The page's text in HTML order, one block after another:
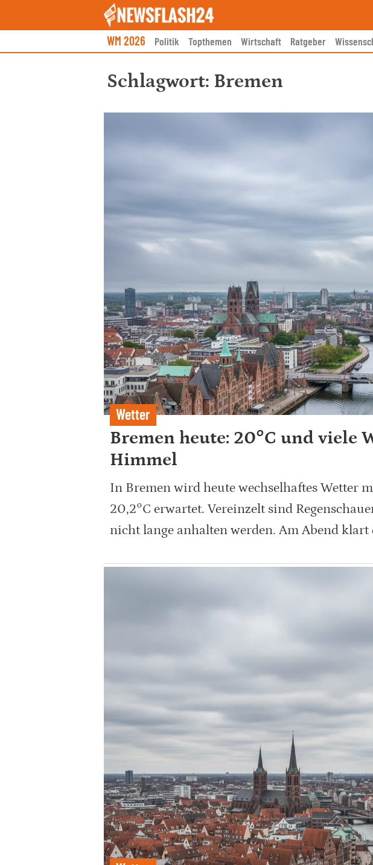
WM 2026 Politik Topthemen Wirtschaft Ratgeber
Schlagwort: Bremen
Wetter
Bremen heute: 20°C und viele
Himmel
In Bremen wird heute wechselhaftes Wetter
20,2°C erwartet. Vereinzelt sind
nicht lange anhalten werden. Am Abend